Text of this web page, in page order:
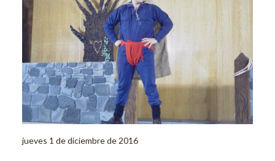
jueves 1 de diciembre de 2016